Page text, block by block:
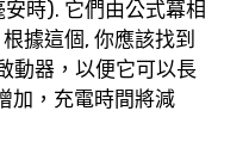
時). 它們由公式冪相
據這個, 你應該找到
動器，以便它可以長
加，充電時間將減